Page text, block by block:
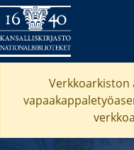
Verkkoarkiston